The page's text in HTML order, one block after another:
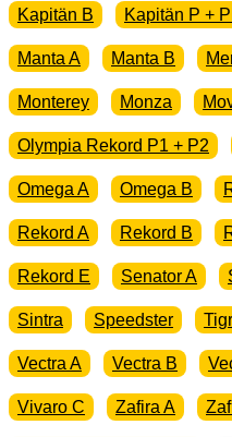
Kapitän B Kapitän P +
Manta A Manta B
Monterey Monza
Olympia Rekord P1 + P2
Omega A Omega B
Rekord A Rekord B
Rekord E Senator A
Sintra Speedster
Vectra A Vectra B
Vivaro C Zafira A